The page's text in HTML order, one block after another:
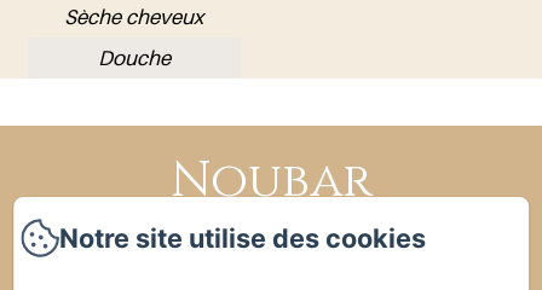
Sèche cheveux
Douche
Noubar
Politique de confidentialitéInformations légales
Notre site utilise des cookies